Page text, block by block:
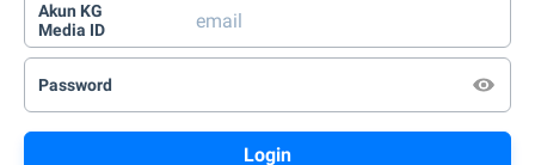
Akun KG
Media ID
Password